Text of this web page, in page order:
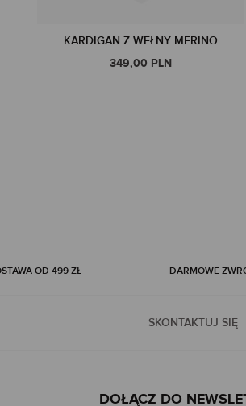
KARDIGAN Z WEŁNY MERINO
349,00 PLN
OD 499 ZŁ DARMOWE
SKONTAKTUJ SIĘ
DOŁĄCZ DO